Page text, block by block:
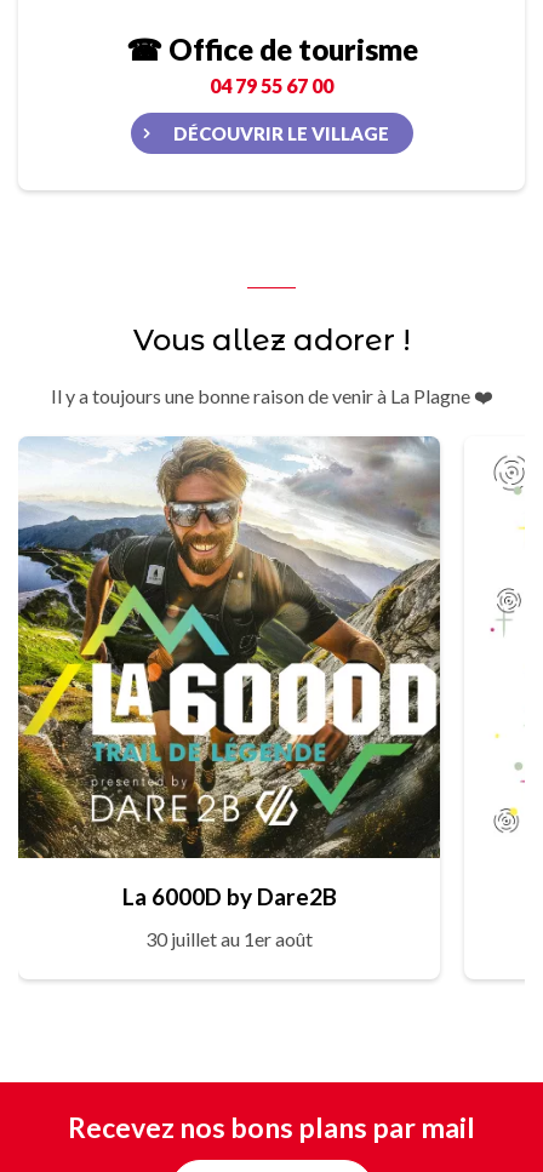
☎ Office de tourisme
04 79 55 67 00
DÉCOUVRIR LE VILLAGE
Vous allez adorer !
Il y a toujours une bonne raison de venir à La Plagne ❤️
La 6000D by Dare2B
30 juillet au 1er août
Recevez nos bons plans par mail